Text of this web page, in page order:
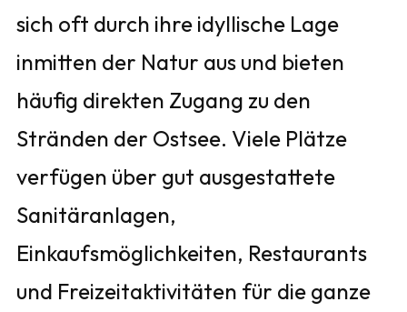
sich oft durch ihre idyllische Lage
inmitten der Natur aus und bieten
häufig direkten Zugang zu den
Stränden der Ostsee. Viele Plätze
verfügen über gut ausgestattete
Sanitäranlagen,
Einkaufsmöglichkeiten, Restaurants
und Freizeitaktivitäten für die ganze